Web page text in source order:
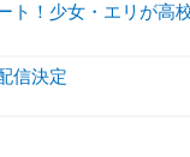
ト！少女・エリが高
信決定